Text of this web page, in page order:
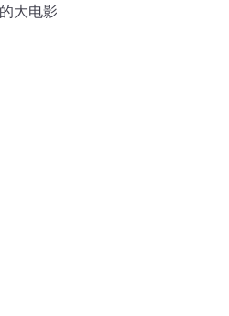
大电影